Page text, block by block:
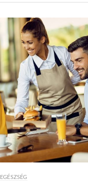
EGÉSZSÉG